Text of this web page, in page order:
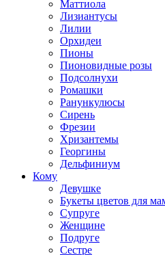
Маттиола
Лизиантусы
Лилии
Орхидеи
Пионы
Пионовидные розы
Подсолнухи
Ромашки
Ранункулюсы
Сирень
Фрезии
Хризантемы
Георгины
Дельфиниум
Кому
Девушке
Букеты цветов для
Супруге
Женщине
Подруге
Сестре